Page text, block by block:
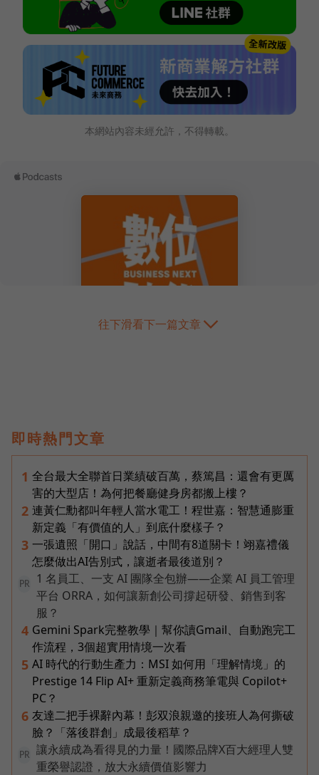
本網站內容未經允許，不得轉載。
往下滑看下一篇文章
即時熱門文章
1 全台最大全聯首日業績破百萬，蔡篤昌：還會有更厲
害的大型店！為何把餐廳健身房都搬上樓？
2 連黃仁勳都叫年輕人當水電工！程世嘉：智慧通膨重
新定義「有價值的人」到底什麼樣子？
3 一張遺照「開口」說話，中間有8道關卡！翊嘉禮儀
怎麼做出AI告別式，讓逝者最後道別？
PR
1 名員工、一支 AI 團隊全包辦——企業 AI 員工管理
平台 ORRA，如何讓新創公司撐起研發、銷售到客
服？
4 Gemini Spark完整教學｜幫你讀Gmail、自動跑完工
作流程，3個超實用情境一次看
5 AI 時代的行動生產力：MSI 如何用「理解情境」的
Prestige 14 Flip AI+ 重新定義商務筆電與 Copilot+
PC？
6 友達二把手裸辭內幕！彭双浪親邀的接班人為何撕破
臉？「落後群創」成最後稻草？
PR
讓永續成為看得見的力量！國際品牌X百大經理人雙
重榮譽認證，放大永續價值影響力